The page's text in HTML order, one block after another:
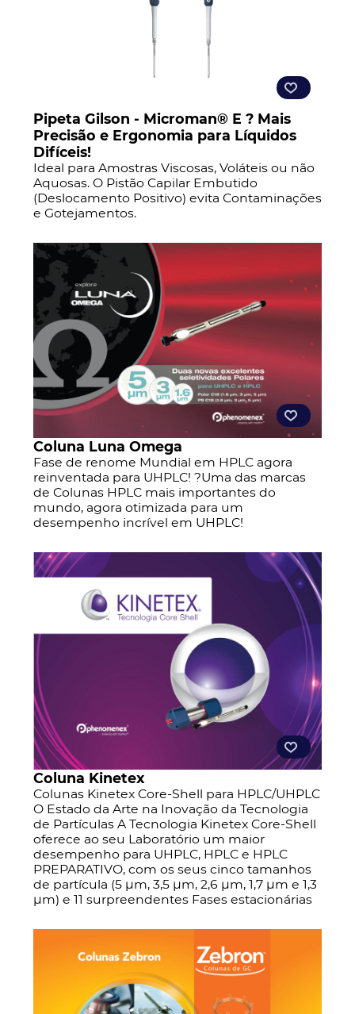
Pipeta Gilson - Microman® E ? Mais
Precisão e Ergonomia para Líquidos
Difíceis!
Ideal para Amostras Viscosas, Voláteis ou não
Aquosas. O Pistão Capilar Embutido
(Deslocamento Positivo) evita Contaminações
e Gotejamentos.
Coluna Luna Omega
Fase de renome Mundial em HPLC agora
reinventada para UHPLC! ?Uma das marcas
de Colunas HPLC mais importantes do
mundo, agora otimizada para um
desempenho incrível em UHPLC!
Coluna Kinetex
Colunas Kinetex Core-Shell para HPLC/UHPLC
O Estado da Arte na Inovação da Tecnologia
de Partículas A Tecnologia Kinetex Core-Shell
oferece ao seu Laboratório um maior
desempenho para UHPLC, HPLC e HPLC
PREPARATIVO, com os seus cinco tamanhos
de partícula (5 μm, 3,5 μm, 2,6 μm, 1,7 μm e 1,3
μm) e 11 surpreendentes Fases estacionárias